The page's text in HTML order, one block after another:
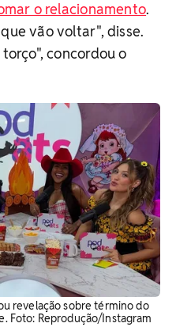
o relacionamento.
vão voltar", disse.
concordou o
revelação sobre término do
Foto: Reprodução/Instagram